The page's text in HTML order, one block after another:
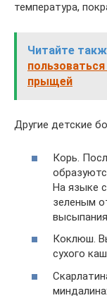
температура,
Читайте
прыщей
Другие детские
Корь.
На языке
зеленым
высыпания.
Коклюш.
сухого